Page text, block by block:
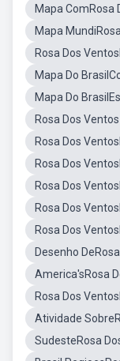
Mapa ComRosa
Mapa
Rosa Dos
Mapa Do
Mapa Do
Rosa Dos
Rosa Dos
Rosa Dos
Rosa Dos
Rosa Dos
Rosa Dos
Desenho
America'sRosa
Rosa Dos
Atividade
SudesteRosa